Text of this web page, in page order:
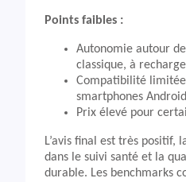
Points faibles :
Autonomie autour
classique, à
Compatibilité
smartphones Android
Prix élevé pour
L’avis final est très positif,
dans le suivi santé et la
durable. Les benchmarks